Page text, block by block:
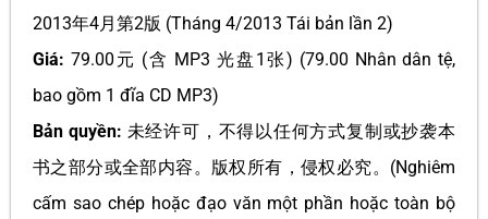
2013年4月第2版 (Tháng 4/2013 Tái bản lần 2)
Giá: 79.00元 (含 MP3 光盘1张) (79.00 Nhân dân tệ,
bao gồm 1 đĩa CD MP3)
Bản quyền: 未经许可，不得以任何方式复制或抄袭本
书之部分或全部内容。版权所有，侵权必究。(Nghiêm
cấm sao chép hoặc đạo văn một phần hoặc toàn bộ